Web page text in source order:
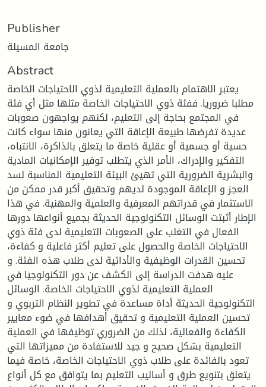
Publisher
جامعة المسيلة
Abstract
يعتبر الاهتمام بالعملية التعليمية لذوي الاحتياجات الخاصة
مطلبا ضروريا. ففئة ذوي الاحتياجات الخاصة مثلها مثل أي فئة
في المجتمع بحاجة إلى التعليم، لكنهم يواجهون صعوبات
عديدة تفرضها طبيعة الإعاقة التي يعانون منها سواء كانت
حسية أو جسمية أو عقلية خاصة ما يتعلق بالذاكرة، الانتباه،
التفكير والإدراك، الأمر الذي يتطلب توفير الإمكانيات المادية
والبشرية الضرورية التي تهيئ البيئة التعليمية المناسبة لسد
العجز و الإعاقة الموجودة لديهم وتحقيق أكبر قدر ممكن من
الاستثمار في قدراتهم المعرفية والعلمية والمهنية. في هذا
الإطار أثبتت الوسائل التكنولوجية الحديثة بجميع أنواعها دورها
الفعال في التغلب على الصعوبات التعليمية لدى فئة ذوي
الاحتياجات الخاصة والحصول على تعليم أكثر فاعلية و كفاءة،
تحسين القدرات الوظيفية والأدائية لدى طلاب هذه الفئة. و
عليه هدفت الدراسة إلى الكشف عن دور التكنولوجيا في
العملية التعليمية لذوي الاحتياجات الخاصة. الوسائل
التكنولوجية الحديثة أداة مساعدة في تطوير النظام التربوي و
تحسين العملية التعليمية و تحقيق أهدافها في ضوء معايير
الكفاءة والفعالية، لذلك من الضروري توظيفها في العملية
التعليمية بشكل صحيح و جيد للاستفادة من مميزاتها التي
تعود بالفائدة على طلاب ذوي الاحتياجات الخاصة، خاصة فيما
يتعلق بتنويع طرق و أساليب التعليم بما يتوافق مع كل أنواع